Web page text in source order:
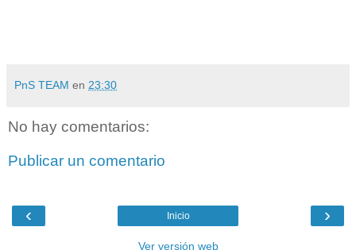
PnS TEAM en 23:30
No hay comentarios:
Publicar un comentario
‹ ›
Inicio
Ver versión web